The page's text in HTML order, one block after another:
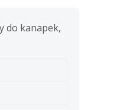
do kanapek,